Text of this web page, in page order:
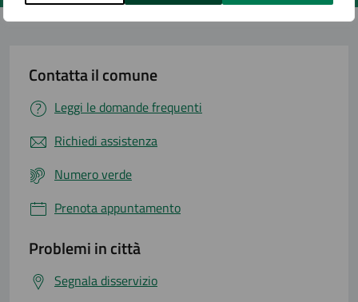
Contatta il comune
Leggi le domande frequenti
Richiedi assistenza
Numero verde
Prenota appuntamento
Problemi in città
Segnala disservizio